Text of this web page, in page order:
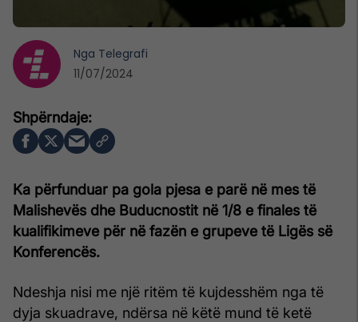
Ka përfunduar pa gola pjesa e parë në mes të
Malishevës dhe Buducnostit në 1/8 e finales të
kualifikimeve për në fazën e grupeve të Ligës së
Konferencës.
Ndeshja nisi me një ritëm të kujdesshëm nga të
dyja skuadrave, ndërsa në këtë mund të ketë
Nga Telegrafi
11/07/2024